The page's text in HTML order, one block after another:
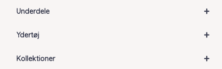
+
Underdele
+
Ydertøj
+
Kollektioner